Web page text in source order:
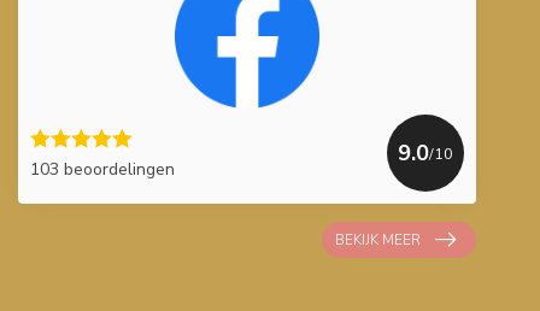
103 beoordelingen
9.0/10
BEKIJK MEER